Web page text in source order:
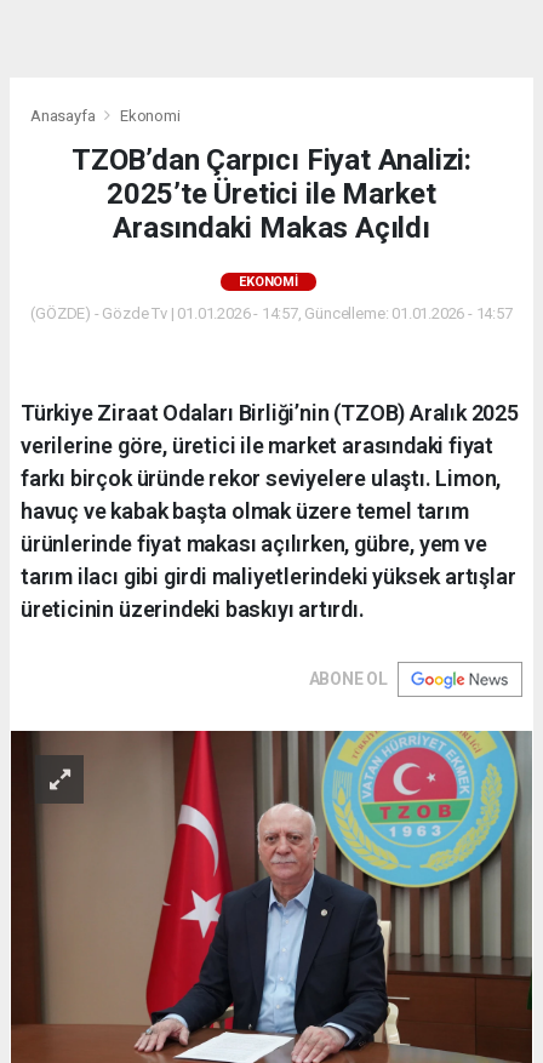
Anasayfa Ekonomi
TZOB’dan Çarpıcı Fiyat Analizi:
2025’te Üretici ile Market
Arasındaki Makas Açıldı
EKONOMI
(GÖZDE) - Gözde Tv | 01.01.2026 - 14:57, Güncelleme: 01.01.2026 - 14:57
Türkiye Ziraat Odaları Birliği’nin (TZOB) Aralık 2025
verilerine göre, üretici ile market arasındaki fiyat
farkı birçok üründe rekor seviyelere ulaştı. Limon,
havuç ve kabak başta olmak üzere temel tarım
ürünlerinde fiyat makası açılırken, gübre, yem ve
tarım ilacı gibi girdi maliyetlerindeki yüksek artışlar
üreticinin üzerindeki baskıyı artırdı.
ABONE OL